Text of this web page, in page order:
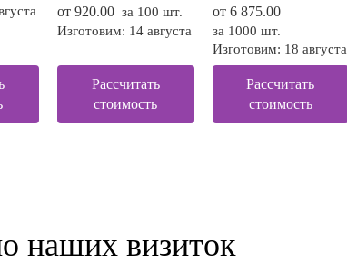
от 920.00 за 100 шт.
Изготовим: 14 августа
Рассчитать
стоимость
от 6 875.00
за 1000 шт.
Изготовим: 18 августа
Рассчитать
стоимость
наших визиток